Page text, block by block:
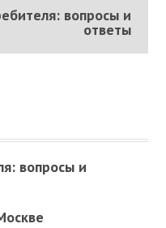
вопросы и
ответы
вопросы и